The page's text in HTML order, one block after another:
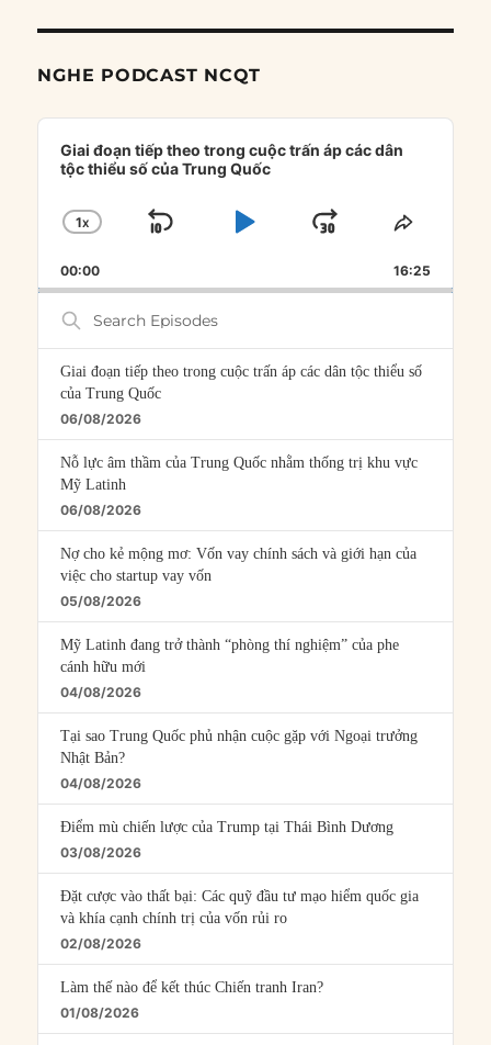
NGHE PODCAST NCQT
Audio
Player
Giai đoạn tiếp theo trong cuộc trấn áp các dân
tộc thiểu số của Trung Quốc
CHANGE
RATE
1X
SKIP
PLAYJUMP
FORWARD
SHARE
00:00 16:25
Search
Episodes
Giai đoạn tiếp theo trong cuộc trấn áp các dân tộc thiểu số
của Trung Quốc
06/08/2026
Nỗ lực âm thầm của Trung Quốc nhằm thống trị khu vực
Mỹ Latinh
06/08/2026
Nợ cho kẻ mộng mơ: Vốn vay chính sách và giới hạn của
việc cho startup vay vốn
05/08/2026
Mỹ Latinh đang trở thành “phòng thí nghiệm” của phe
cánh hữu mới
04/08/2026
Tại sao Trung Quốc phủ nhận cuộc gặp với Ngoại trưởng
Nhật Bản?
04/08/2026
Điểm mù chiến lược của Trump tại Thái Bình Dương
03/08/2026
Đặt cược vào thất bại: Các quỹ đầu tư mạo hiểm quốc gia
và khía cạnh chính trị của vốn rủi ro
02/08/2026
Làm thế nào để kết thúc Chiến tranh Iran?
01/08/2026